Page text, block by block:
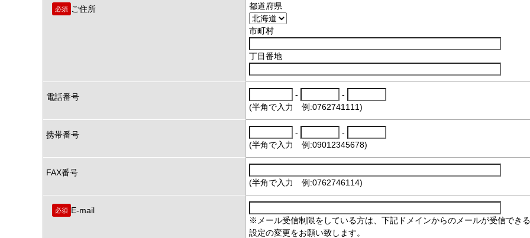
必須 ご住所 都道府県
市町村
丁目番地
電話番号 -
-
(半角で入力 例:0762741111)
携帯番号 -
-
(半角で入力 例:09012345678)
FAX番号
(半角で入力 例:0762746114)
必須 E-mail
※メール受信制限をしている方は、下記ドメインからのメールが受信でき
設定の変更をお願い致します。